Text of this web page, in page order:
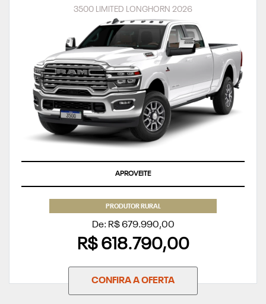
3500 LIMITED LONGHORN 2026
APROVEITE
PRODUTOR RURAL
De: R$ 679.990,00
R$ 618.790,00
CONFIRA A OFERTA